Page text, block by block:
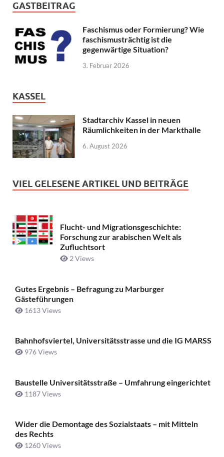
GASTBEITRAG
Faschismus oder Formierung? Wie
faschismusträchtig ist die
gegenwärtige Situation?
3. Februar 2026
KASSEL
Stadtarchiv Kassel in neuen
Räumlichkeiten in der Markthalle
6. August 2026
VIEL GELESENE ARTIKEL UND BEITRÄGE
Flucht- und Migrationsgeschichte:
Forschung zur arabischen Welt als
Zufluchtsort
2 Views
Gutes Ergebnis – Befragung zu Marburger
Gästeführungen
1613 Views
Bahnhofsviertel, Universitätsstrasse und die IG MARSS
976 Views
Baustelle Universitätsstraße ­– Umfahrung eingerichtet
1187 Views
Wider die Demontage des Sozialstaats – mit Mitteln
des Rechts
1260 Views